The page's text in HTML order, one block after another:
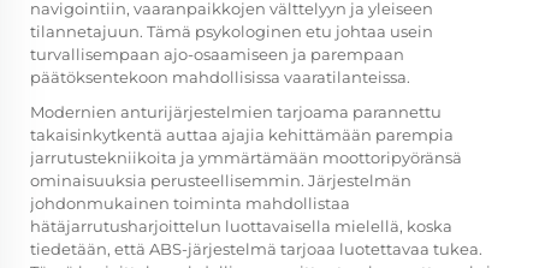
navigointiin, vaaranpaikkojen välttelyyn ja yleiseen
tilannetajuun. Tämä psykologinen etu johtaa usein
turvallisempaan ajo-osaamiseen ja parempaan
päätöksentekoon mahdollisissa vaaratilanteissa.
Modernien anturijärjestelmien tarjoama parannettu
takaisinkytkentä auttaa ajajia kehittämään parempia
jarrutustekniikoita ja ymmärtämään moottoripyöränsä
ominaisuuksia perusteellisemmin. Järjestelmän
johdonmukainen toiminta mahdollistaa
hätäjarrutusharjoittelun luottavaisella mielellä, koska
tiedetään, että ABS-järjestelmä tarjoaa luotettavaa tukea.